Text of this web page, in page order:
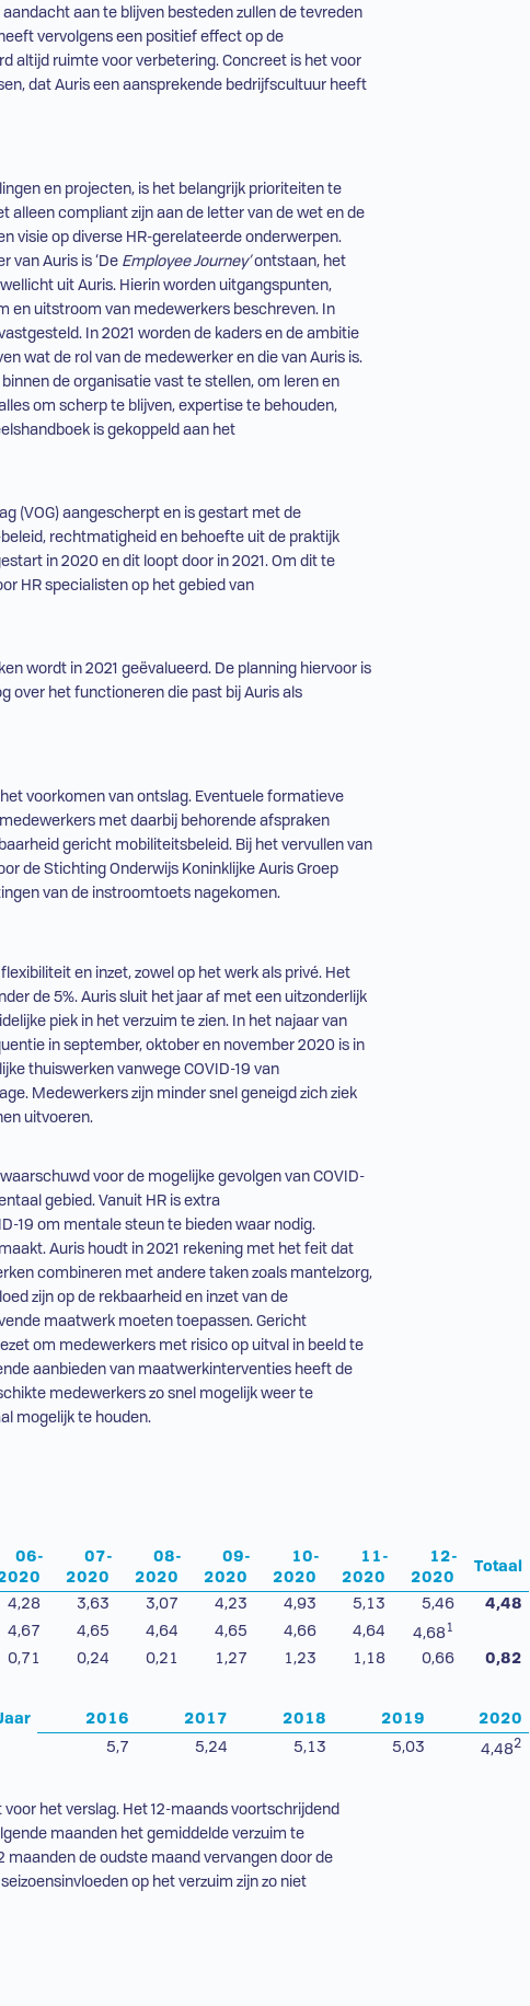
aan te blijven besteden zullen de tevreden
vervolgens een positief effect op de
altijd ruimte voor verbetering. Concreet is het voor
dat Auris een aansprekende bedrijfscultuur heeft
en projecten, is het belangrijk prioriteiten te
alleen compliant zijn aan de letter van de wet en de
visie op diverse HR-gerelateerde onderwerpen.
van Auris is ‘De Employee Journey’ontstaan, het
uit Auris. Hierin worden uitgangspunten,
en uitstroom van medewerkers beschreven. In
In 2021 worden de kaders en de ambitie
wat de rol van de medewerker en die van Auris is.
de organisatie vast te stellen, om leren en
om scherp te blijven, expertise te behouden,
is gekoppeld aan het
(VOG) aangescherpt en is gestart met de
rechtmatigheid en behoefte uit de praktijk
in 2020 en dit loopt door in 2021. Om dit te
HR specialisten op het gebied van
wordt in 2021 geëvalueerd. De planning hiervoor is
over het functioneren die past bij Auris als
voorkomen van ontslag. Eventuele formatieve
met daarbij behorende afspraken
gericht mobiliteitsbeleid. Bij het vervullen van
de Stichting Onderwijs Koninklijke Auris Groep
van de instroomtoets nagekomen.
en inzet, zowel op het werk als privé. Het
de 5%. Auris sluit het jaar af met een uitzonderlijk
piek in het verzuim te zien. In het najaar van
in september, oktober en november 2020 is in
thuiswerken vanwege COVID-19 van
Medewerkers zijn minder snel geneigd zich ziek
uitvoeren.
voor de mogelijke gevolgen van COVID-
gebied. Vanuit HR is extra
19 om mentale steun te bieden waar nodig.
Auris houdt in 2021 rekening met het feit dat
combineren met andere taken zoals mantelzorg,
zijn op de rekbaarheid en inzet van de
maatwerk moeten toepassen. Gericht
om medewerkers met risico op uitval in beeld te
aanbieden van maatwerkinterventies heeft de
medewerkers zo snel mogelijk weer te
mogelijk te houden.
06-
07-
2020
08-
2020
09-
2020
10-
2020
11-
2020
12-
2020
Totaal
4,28 3,63 3,07 4,23 4,93 5,13 5,46
4,48
4,67 4,65 4,64 4,65 4,66 4,64 4,681
0,71 0,24 0,21 1,27 1,23 1,18 0,66 0,82
2016 2017 2018 2019
2020
5,7 5,24 5,13 5,03 4,482
voor het verslag. Het 12-maands voortschrijdend
maanden het gemiddelde verzuim te
maanden de oudste maand vervangen door de
op het verzuim zijn zo niet